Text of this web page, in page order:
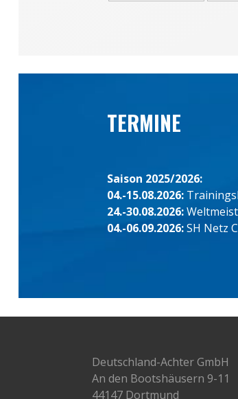
TERMINE
Saison 2025/2026:
04.-15.08.2026:
24.-30.08.2026:
04.-06.09.2026:SH Netz
Deutschland-Achter GmbH
An den Bootshäusern 9-11
44147 Dortmund